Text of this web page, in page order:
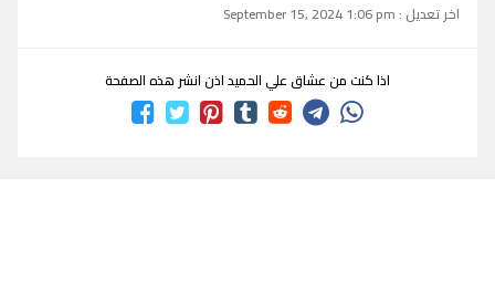
اخر تعديل : September 15, 2024 1:06 pm
اذا كنت من عشاق علي الحميد اذن انشر هذه الصفحة